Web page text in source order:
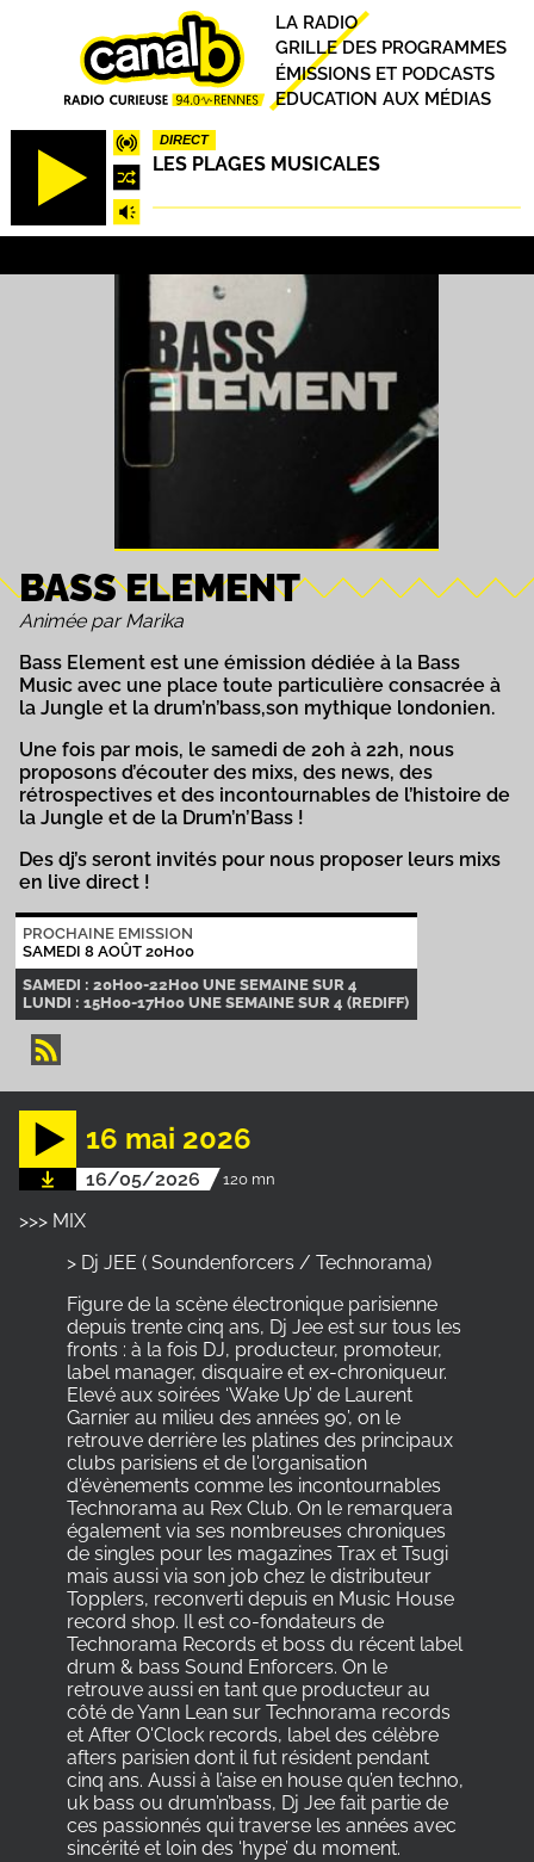
DIRECT
LES PLAGES MUSICALES
Principal
LA RADIO
GRILLE DES PROGRAMMES
ÉMISSIONS ET PODCASTS
EDUCATION AUX MÉDIAS
BASS ELEMENT
Animée par Marika
Bass Element est une émission dédiée à la Bass
Music avec une place toute particulière consacrée à
la Jungle et la drum’n’bass,son mythique londonien.
Une fois par mois, le samedi de 20h à 22h, nous
proposons d’écouter des mixs, des news, des
rétrospectives et des incontournables de l’histoire de
la Jungle et de la Drum’n’Bass !
Des dj’s seront invités pour nous proposer leurs mixs
en live direct !
PROCHAINE EMISSION
SAMEDI 8 AOÛT 20H00
SAMEDI : 20H00-22H00 UNE SEMAINE SUR 4
LUNDI : 15H00-17H00 UNE SEMAINE SUR 4 (REDIFF)
16 mai 2026
16/05/2026 120 mn
>>> MIX
> Dj JEE ( Soundenforcers / Technorama)
Figure de la scène électronique parisienne
depuis trente cinq ans, Dj Jee est sur tous les
fronts : à la fois DJ, producteur, promoteur,
label manager, disquaire et ex-chroniqueur.
Elevé aux soirées ‘Wake Up’ de Laurent
Garnier au milieu des années 90’, on le
retrouve derrière les platines des principaux
clubs parisiens et de l'organisation
d'évènements comme les incontournables
Technorama au Rex Club. On le remarquera
également via ses nombreuses chroniques
de singles pour les magazines Trax et Tsugi
mais aussi via son job chez le distributeur
Topplers, reconverti depuis en Music House
record shop. Il est co-fondateurs de
Technorama Records et boss du récent label
drum & bass Sound Enforcers. On le
retrouve aussi en tant que producteur au
côté de Yann Lean sur Technorama records
et After O'Clock records, label des célèbre
afters parisien dont il fut résident pendant
cinq ans. Aussi à l’aise en house qu’en techno,
uk bass ou drum’n’bass, Dj Jee fait partie de
ces passionnés qui traverse les années avec
sincérité et loin des ‘hype’ du moment.